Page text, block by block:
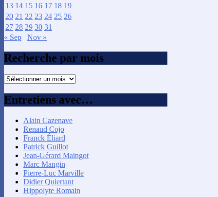
13 14 15 16 17 18 19
20 21 22 23 24 25 26
27 28 29 30 31
« Sep
Nov »
Recherche par mois
Recherche
mois
Entretiens avec…
Alain Cazenave
Renaud Cojo
Franck Éliard
Patrick Guillot
Jean-Gérard Maingot
Marc Mangin
Pierre-Luc Marville
Didier Quiertant
Hippolyte Romain